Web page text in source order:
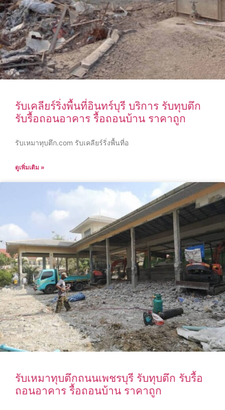
รับเคลียร์ริ่งพื้นที่อินทร์บุรี บริการ รับทุบตึก
รับรื้อถอนอาคาร รื้อถอนบ้าน ราคาถูก
รับเหมาทุบตึก.com รับเคลียร์ริ่งพื้นที่อ
ดูเพิ่มเติม »
รับเหมาทุบตึกถนนเพชรบุรี รับทุบตึก รับรื้อ
ถอนอาคาร รื้อถอนบ้าน ราคาถูก